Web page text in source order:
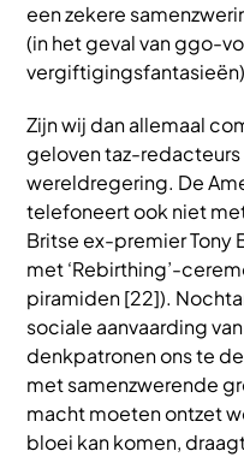
een zekere
(in het geval van ggo-
Zijn wij dan allemaal
geloven taz-
wereldregering. De
telefoneert ook niet
Britse ex-premier Tony
met ‘Rebirthing’-
piramiden [22]).
sociale aanvaarding
denkpatronen ons te
met samenzwerende
macht moeten ontzet
bloei kan komen,